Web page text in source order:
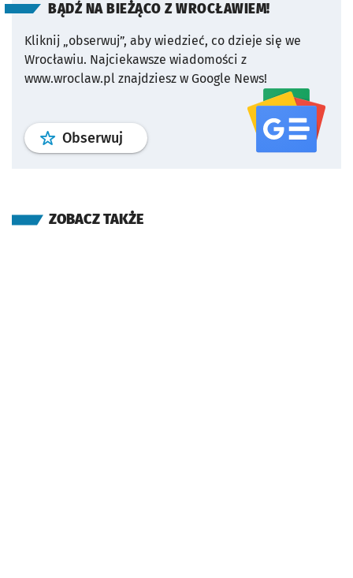
BĄDŹ NA BIEŻĄCO Z WROCŁAWIEM!
Kliknij „obserwuj”, aby wiedzieć, co dzieje się we
Wrocławiu. Najciekawsze wiadomości z
www.wroclaw.pl znajdziesz w Google News!
Obserwuj profil serwisu
ZOBACZ TAKŻE